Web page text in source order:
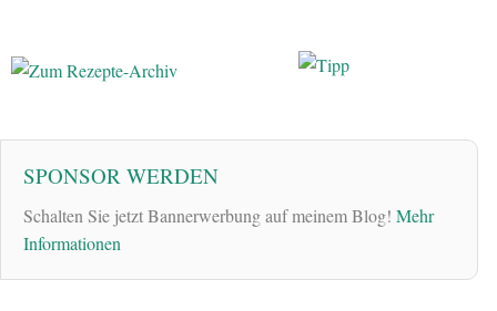
SPONSOR WERDEN
Schalten Sie jetzt Bannerwerbung auf meinem Blog! Mehr
Informationen